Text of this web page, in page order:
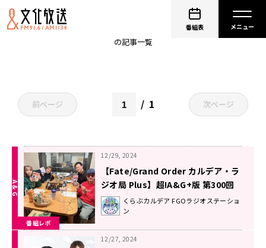
番組表
の記事一覧
前ページ 1 次ページ
番組レポ
12/29, 2024
【Fate/Grand Order カルデア・ラ
ジオ局 Plus】超!A&G+版 第300回
放送レポート
くらぶカルデア FGOラジオステーショ
ン
12/27, 2024